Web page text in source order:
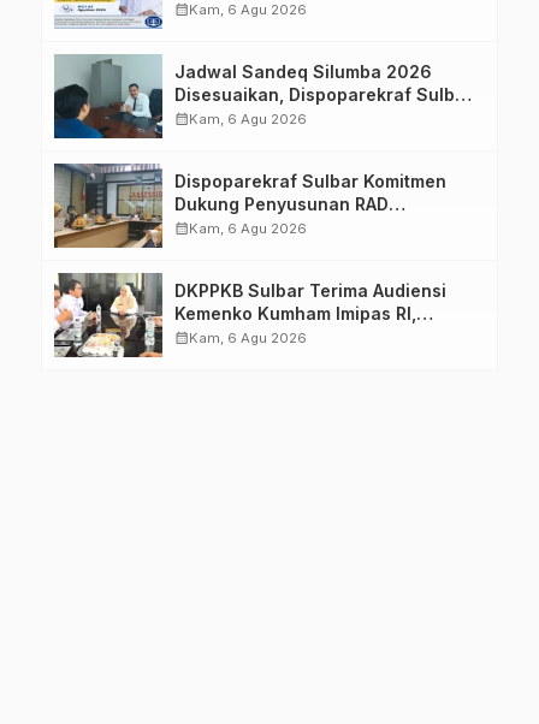
Imelda, Sp.Rad
calendar_monthKam, 6 Agu 2026
Jadwal Sandeq Silumba 2026
Disesuaikan, Dispoparekraf Sulbar
Pastikan Persiapan Tetap
calendar_monthKam, 6 Agu 2026
Dispoparekraf Sulbar Komitmen
Dukung Penyusunan RAD
TPB/SDGs Sulawesi Barat
calendar_monthKam, 6 Agu 2026
DKPPKB Sulbar Terima Audiensi
Kemenko Kumham Imipas RI,
Perkuat Pelayanan Kesehatan bagi
calendar_monthKam, 6 Agu 2026